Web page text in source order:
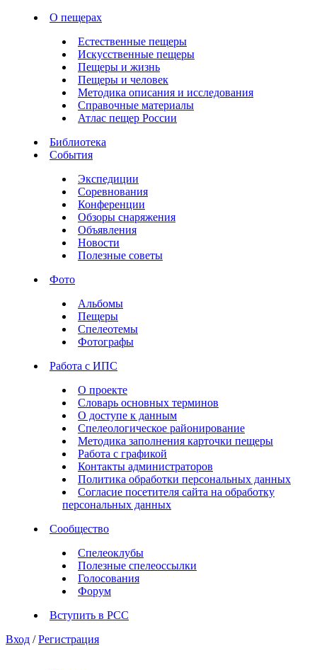
О пещерах
Естественные пещеры
Искусственные пещеры
Пещеры и жизнь
Пещеры и человек
Методика описания и исследования
Справочные материалы
Атлас пещер России
Библиотека
События
Экспедиции
Соревнования
Конференции
Обзоры снаряжения
Объявления
Новости
Полезные советы
Фото
Альбомы
Пещеры
Спелеотемы
Фотографы
Работа с ИПС
О проекте
Словарь основных терминов
О доступе к данным
Спелеологическое районирование
Методика заполнения карточки пещеры
Работа с графикой
Контакты администраторов
Политика обработки персональных данных
Согласие посетителя сайта на обработку
персональных данных
Сообщество
Спелеоклубы
Полезные спелеоссылки
Голосования
Форум
Вступить в РСС
Вход / Регистрация